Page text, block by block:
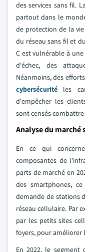
des services sans fil.
partout dans le
de protection de la
du réseau sans fil et
C est vulnérable à
d'échec, des
Néanmoins, des
cybersécurité les
d'empêcher les
sont censés
Analyse du
En ce qui
composantes de
parts de marché en
des smartphones,
demande de stations
réseau cellulaire. Par
par les petits sites
foyers, pour améliorer
En 2022, le